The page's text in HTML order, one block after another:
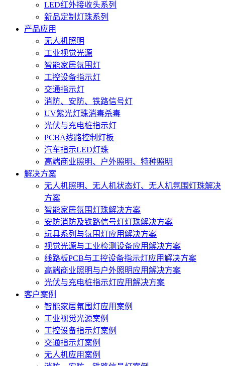
LED红外接收头系列
新品定制灯珠系列
产品应用
无人机照明
工业视觉光源
智能家居氛围灯
工控设备指示灯
交通指示灯
消防、安防、铁路信号灯
UV紫光灯珠消毒杀毒
光伏与充电桩指示灯
PCBA线路控制灯板
汽车指示LED灯珠
高端商业照明、户外照明、特种照明
解决方案
无人机照明、无人机状态灯、无人机氛围灯珠解决
方案
智能家居氛围灯珠解决方案
安防消防及铁路信号灯灯珠解决方案
玩具系列与氛围灯应用解决方案
视觉光源与工业检测设备应用解决方案
线路板PCB与工控设备指示灯应用解决方案
高端商业照明与户外照明应用解决方案
光伏与充电桩指示灯应用解决方案
客户案例
智能家居氛围灯应用案例
工业视觉光源案例
工控设备指示灯案例
交通指示灯案例
无人机应用案例